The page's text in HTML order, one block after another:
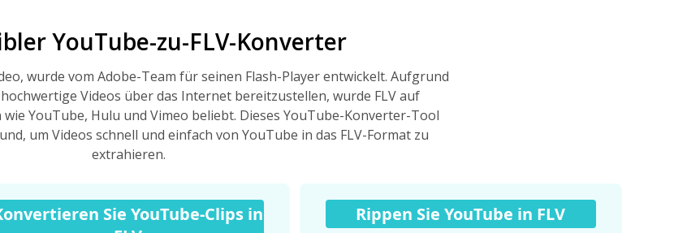
YouTube-zu-FLV-Konverter
wurde vom Adobe-Team für seinen Flash-Player entwickelt. Aufgrund
Videos über das Internet bereitzustellen, wurde FLV auf
YouTube, Hulu und Vimeo beliebt. Dieses YouTube-Konverter-Tool
um Videos schnell und einfach von YouTube in das FLV-Format zu
extrahieren.
Sie YouTube-Clips in
Rippen Sie YouTube in FLV